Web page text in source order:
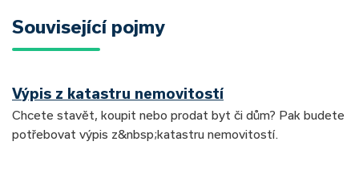
Související pojmy
Výpis z katastru nemovitostí
Chcete stavět, koupit nebo prodat byt či dům? Pak budete
potřebovat výpis z&nbsp;katastru nemovitostí.